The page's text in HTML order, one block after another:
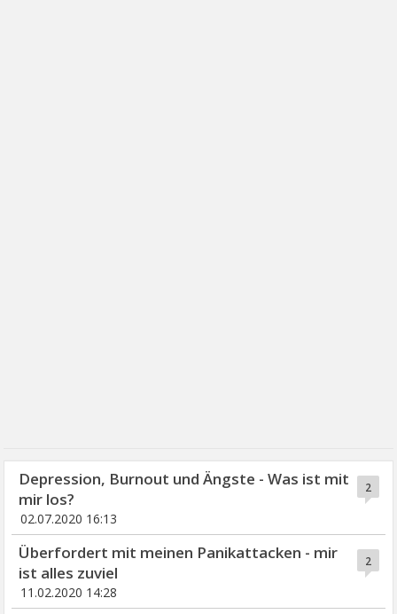
2
Depression, Burnout und Ängste - Was ist mit
mir los?
02.07.2020 16:13
2
Überfordert mit meinen Panikattacken - mir
ist alles zuviel
11.02.2020 14:28